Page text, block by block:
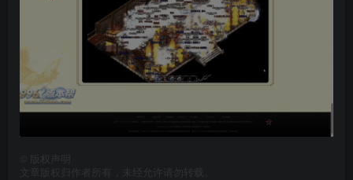
版权声明
文章版权归作者所有，未经允许请勿转载。